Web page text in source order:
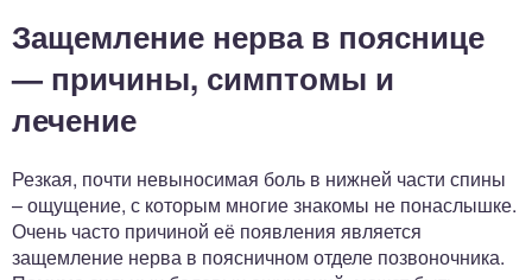
Защемление нерва в пояснице
— причины, симптомы и
лечение
Резкая, почти невыносимая боль в нижней части спины
– ощущение, с которым многие знакомы не понаслышке.
Очень часто причиной её появления является
защемление нерва в поясничном отделе позвоночника.